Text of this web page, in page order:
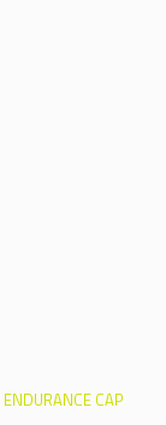
ENDURANCE CAP